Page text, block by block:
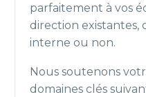
parfaitement à vos
direction existantes,
interne ou non.
Nous soutenons
domaines clés